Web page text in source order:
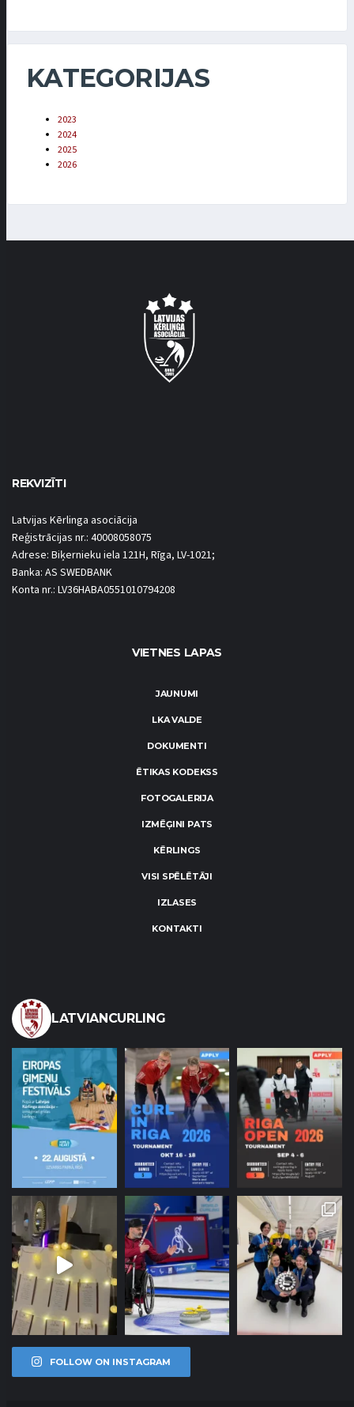
KATEGORIJAS
2023
2024
2025
2026
REKVIZĪTI
Latvijas Kērlinga asociācija
Reģistrācijas nr.: 40008058075
Adrese: Biķernieku iela 121H, Rīga, LV-1021;
Banka: AS SWEDBANK
Konta nr.: LV36HABA0551010794208
VIETNES LAPAS
JAUNUMI
LKA VALDE
DOKUMENTI
ĒTIKAS KODEKSS
FOTOGALERIJA
IZMĒĢINI PATS
KĒRLINGS
VISI SPĒLĒTĀJI
IZLASES
KONTAKTI
LATVIANCURLING
FOLLOW ON INSTAGRAM